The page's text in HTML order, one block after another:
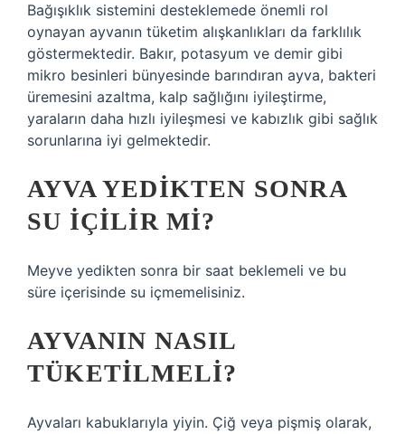
Bağışıklık sistemini desteklemede önemli rol
oynayan ayvanın tüketim alışkanlıkları da farklılık
göstermektedir. Bakır, potasyum ve demir gibi
mikro besinleri bünyesinde barındıran ayva, bakteri
üremesini azaltma, kalp sağlığını iyileştirme,
yaraların daha hızlı iyileşmesi ve kabızlık gibi sağlık
sorunlarına iyi gelmektedir.
AYVA YEDIKTEN SONRA
SU IÇILIR MI?
Meyve yedikten sonra bir saat beklemeli ve bu
süre içerisinde su içmemelisiniz.
AYVANIN NASIL
TÜKETILMELI?
Ayvaları kabuklarıyla yiyin. Çiğ veya pişmiş olarak,